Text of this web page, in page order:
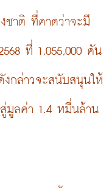
ชาติ ที่คาดว่าจะมี
ที่ 1,055,000 คัน
งกล่าวจะสนับสนุนให้
มูลค่า 1.4 หมื่นล้าน